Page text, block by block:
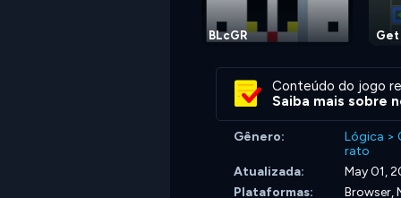
BLcGR Get
Conteúdo do jogo
Saiba mais sobre
Gênero: Lógica >
rato
Atualizada: May 01,
Plataformas:
Browser,